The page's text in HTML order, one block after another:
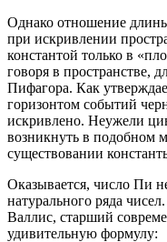
Однако отношение
при искривлении
константой только в
говоря в пространстве,
Пифагора. Как
горизонтом событий
искривлено. Неужели
возникнуть в подобном
существовании
Оказывается, число Пи
натурального ряда
Валлис, старший
удивительную формулу: